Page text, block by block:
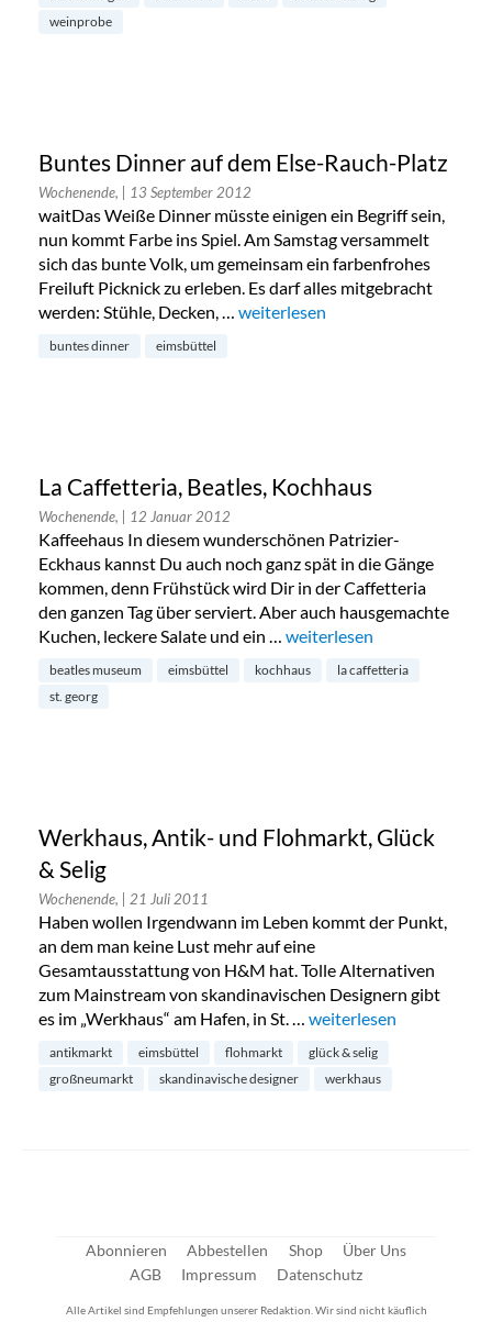
weinprobe
Buntes Dinner auf dem Else-Rauch-Platz
Wochenende, | 13 September 2012
waitDas Weiße Dinner müsste einigen ein Begriff sein,
nun kommt Farbe ins Spiel. Am Samstag versammelt
sich das bunte Volk, um gemeinsam ein farbenfrohes
Freiluft Picknick zu erleben. Es darf alles mitgebracht
werden: Stühle, Decken, … „Buntes Dinner auf dem Else-
weiterlesen
buntes dinner eimsbüttel
La Caffetteria, Beatles, Kochhaus
Wochenende, | 12 Januar 2012
Kaffeehaus In diesem wunderschönen Patrizier-
Eckhaus kannst Du auch noch ganz spät in die Gänge
kommen, denn Frühstück wird Dir in der Caffetteria
den ganzen Tag über serviert. Aber auch hausgemachte
Kuchen, leckere Salate und ein … „La Caffetteria, Beatles,
weiterlesen
beatles museum eimsbüttel kochhaus
la caffetteria
st. georg
Werkhaus, Antik- und Flohmarkt, Glück
& Selig
Wochenende, | 21 Juli 2011
Haben wollen Irgendwann im Leben kommt der Punkt,
an dem man keine Lust mehr auf eine
Gesamtausstattung von H&M hat. Tolle Alternativen
zum Mainstream von skandinavischen Designern gibt
es im „Werkhaus“ am Hafen, in St. … „Werkhaus, Antik- und
weiterlesen
antikmarkt eimsbüttel flohmarkt
glück & selig
großneumarkt
skandinavische designer werkhaus
Abonnieren Abbestellen Shop
Über Uns
AGB
Impressum Datenschutz
Alle Artikel sind Empfehlungen unserer Redaktion. Wir sind nicht käuflich